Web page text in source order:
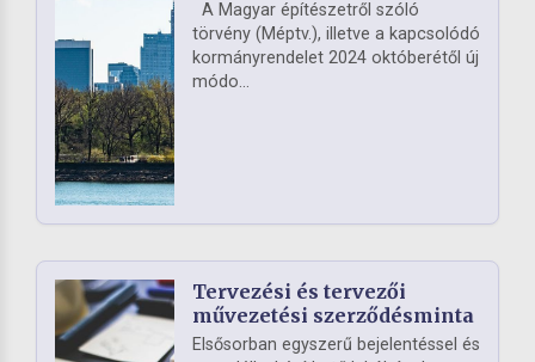
A Magyar építészetről szóló
törvény (Méptv.), illetve a kapcsolódó
kormányrendelet 2024 októberétől új
módo...
Tervezési és tervezői
művezetési szerződésminta
Elsősorban egyszerű bejelentéssel és